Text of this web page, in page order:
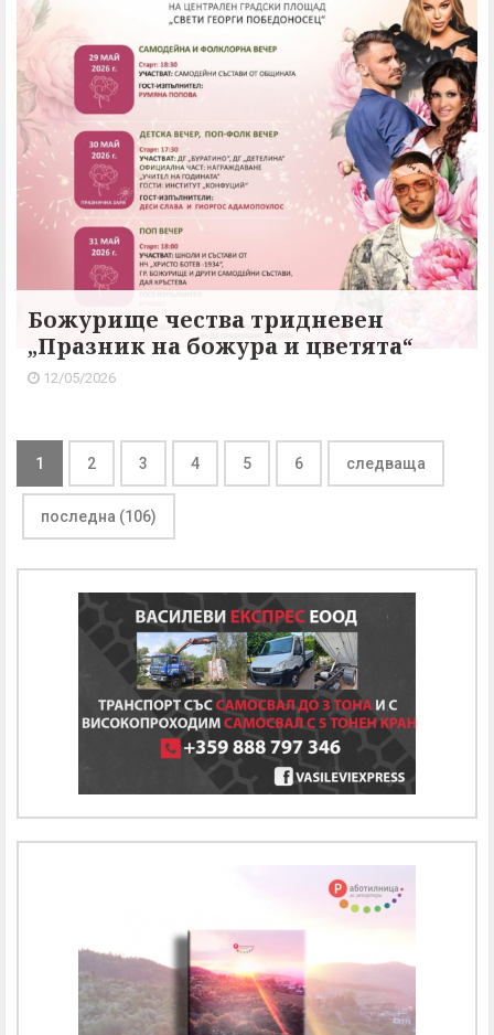
Божурище чества тридневен
„Празник на божура и цветята“
12/05/2026
1 2 3 4 5 6 следваща
последна (106)